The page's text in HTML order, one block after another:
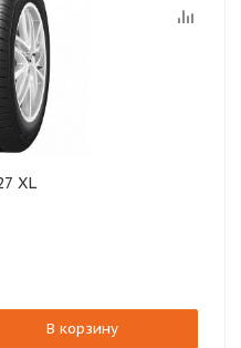
XL
В корзину